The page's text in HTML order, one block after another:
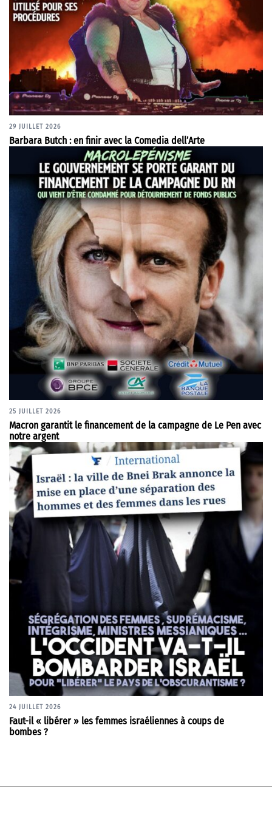
29 JUILLET 2026
Barbara Butch : en finir avec la Comedia dell’Arte
25 JUILLET 2026
Macron garantit le financement de la campagne de Le Pen avec
notre argent
24 JUILLET 2026
Faut-il « libérer » les femmes israéliennes à coups de
bombes ?